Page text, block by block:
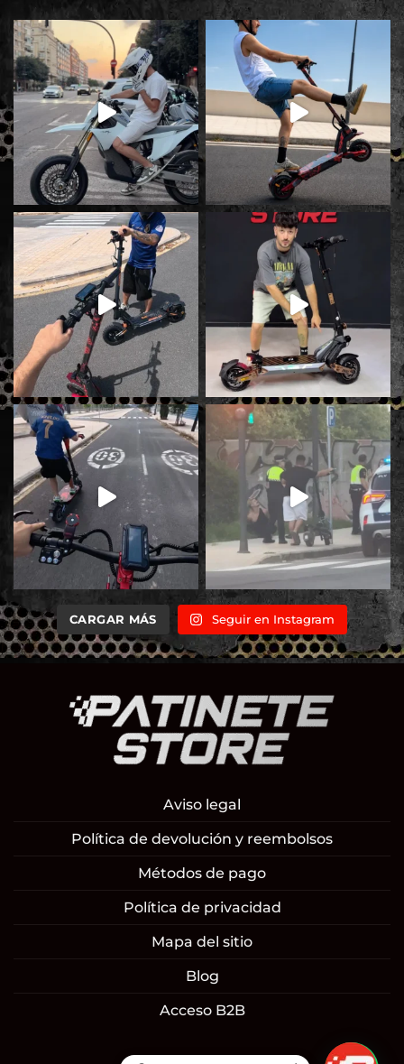
CARGAR MÁS Seguir en Instagram
Aviso legal
Política de devolución y reembolsos
Métodos de pago
Política de privacidad
Mapa del sitio
Blog
Acceso B2B